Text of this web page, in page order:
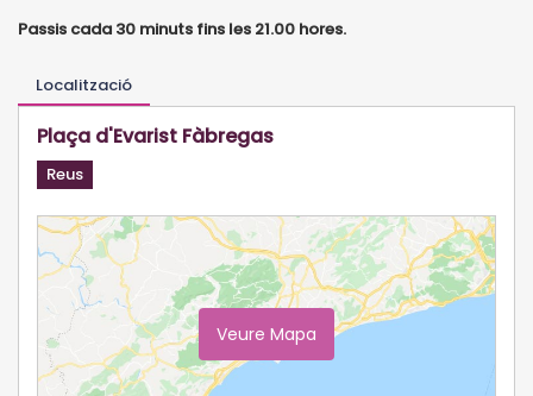
Passis cada 30 minuts fins les 21.00 hores.
Localització
Plaça d'Evarist Fàbregas
Reus
Veure Mapa